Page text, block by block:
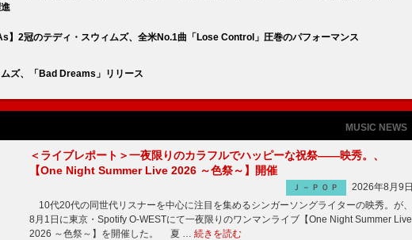
】2冠のテディ・スウィムズ、全米No.1曲「Lose Control」圧巻のパフォーマンス
ズ、「Bad Dreams」リリース
MUSIC NEWS
＜ライブレポート＞一夜限りのカラフルでハッピーな祝祭――映秀。、
【One Night Summer Live 2026 ～色祭～】開催
Ｊ－ＰＯＰ
2026年8月9日
10代20代の同世代リスナーを中心に注目を集めるシンガーソングライターの映秀。が、
8月1日に東京・Spotify O-WESTにて一夜限りのワンマンライブ【One Night Summer Live
2026 ～色祭～】を開催した。 夏 … 続きを読む